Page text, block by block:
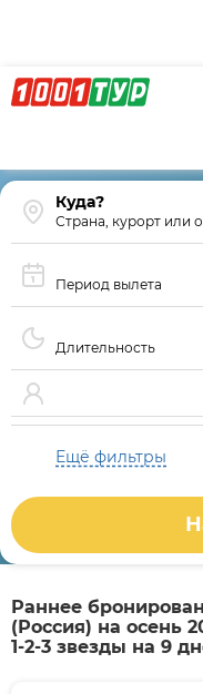
Страна, курорт или
Период вылета
Длительность
Ещё фильтры
Раннее
(Россия) на осень
1-2-3 звезды на 9